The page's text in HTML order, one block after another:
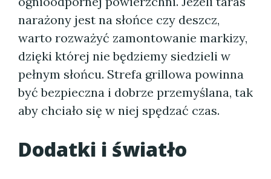
narażony jest na słońce czy deszcz,
warto rozważyć zamontowanie markizy,
dzięki której nie będziemy siedzieli w
pełnym słońcu. Strefa grillowa powinna
być bezpieczna i dobrze przemyślana, tak
aby chciało się w niej spędzać czas.
Dodatki i światło